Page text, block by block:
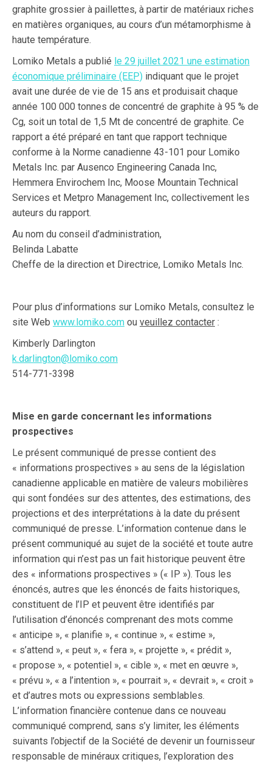
graphite grossier à paillettes, à partir de matériaux riches
en matières organiques, au cours d’un métamorphisme à
haute température.
Lomiko Metals a publié le 29 juillet 2021 une estimation
économique préliminaire (EEP) indiquant que le projet
avait une durée de vie de 15 ans et produisait chaque
année 100 000 tonnes de concentré de graphite à 95 % de
Cg, soit un total de 1,5 Mt de concentré de graphite. Ce
rapport a été préparé en tant que rapport technique
conforme à la Norme canadienne 43-101 pour Lomiko
Metals Inc. par Ausenco Engineering Canada Inc,
Hemmera Envirochem Inc, Moose Mountain Technical
Services et Metpro Management Inc, collectivement les
auteurs du rapport.
Au nom du conseil d’administration,
Belinda Labatte
Cheffe de la direction et Directrice, Lomiko Metals Inc.
Pour plus d’informations sur Lomiko Metals, consultez le
site Web www.lomiko.com ou veuillez contacter :
Kimberly Darlington
k.darlington@lomiko.com
514-771-3398
Mise en garde concernant les informations
prospectives
Le présent communiqué de presse contient des
« informations prospectives » au sens de la législation
canadienne applicable en matière de valeurs mobilières
qui sont fondées sur des attentes, des estimations, des
projections et des interprétations à la date du présent
communiqué de presse. L’information contenue dans le
présent communiqué au sujet de la société et toute autre
information qui n’est pas un fait historique peuvent être
des « informations prospectives » (« IP »). Tous les
énoncés, autres que les énoncés de faits historiques,
constituent de l’IP et peuvent être identifiés par
l’utilisation d’énoncés comprenant des mots comme
« anticipe », « planifie », « continue », « estime »,
« s’attend », « peut », « fera », « projette », « prédit »,
« propose », « potentiel », « cible », « met en œuvre »,
« prévu », « a l’intention », « pourrait », « devrait », « croit »
et d’autres mots ou expressions semblables.
L’information financière contenue dans ce nouveau
communiqué comprend, sans s’y limiter, les éléments
suivants l’objectif de la Société de devenir un fournisseur
responsable de minéraux critiques, l’exploration des